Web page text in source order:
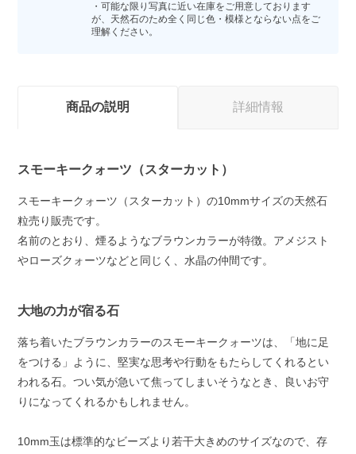
・可能な限り写真に近い在庫をご用意しております
が、天然石のため全く同じ色・模様とならない点をご
理解ください。
商品の説明 詳細情報
スモーキークォーツ（スターカット）
スモーキークォーツ（スターカット）の10mmサイズの天然石
粒売り販売です。
名前のとおり、煙るようなブラウンカラーが特徴。アメジスト
やローズクォーツなどと同じく、水晶の仲間です。
大地の力が宿る石
落ち着いたブラウンカラーのスモーキークォーツは、「地に足
をつける」ように、堅実な思考や行動をもたらしてくれるとい
われる石。つい気が急いて焦ってしまいそうなとき、良いお守
りになってくれるかもしれません。
10mm玉は標準的なビーズより若干大きめのサイズなので、存